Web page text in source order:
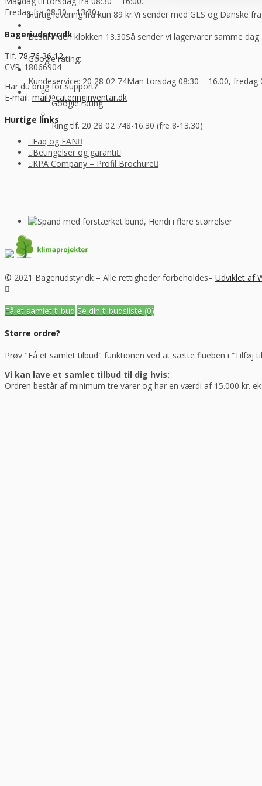
Hurtig levering fra kun 89 kr.Vi sender med GLS og Danske
Bestil inden klokken 13.30Så sender vi lagervarer samme dag
Google rating:
Kundeservice: 20 28 02 74Man-torsdag 08:30 – 16.00, fredag
Google rating
Ring tlf. 20 28 02 748-16.30 (fre 8-13.30)
Fredag fra 08.30 – 13.30.
Bageriudstyr.dk
Tlf. 78 76 36 12
CVR. 18066904
Har du brug for support?
E-mail: mail@cateringinventar.dk
Hurtige links
Faq og EAN
Betingelser og garanti
KPA Company – Profil Brochure
© 2021 Bageriudstyr.dk – Alle rettigheder forbeholdes– Udviklet af
Få et samlet tilbud Se din tilbudsliste (0)
Større ordre?
Prøv "Få et samlet tilbud" funktionen ved at sætte flueben i “Tilføj
Vi kan lave et samlet tilbud til dig hvis:
Ordren består af minimum tre varer og har en værdi af 15.000 kr.